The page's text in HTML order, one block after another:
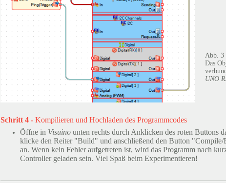
Abb. 3
Das
UNO
Schritt 4 -Kompilieren und Hochladen des Programmcodes
Öffne in Visuinounten rechts durch Anklicken des roten Buttons
klicke den Reiter "Build" und anschließend den Button
an. Wenn kein Fehler aufgetreten ist, wird das Programm nach
Controller geladen sein. Viel Spaß beim Experimentieren!